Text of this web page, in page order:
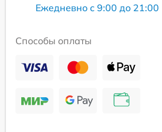
Ежедневно с 9:00 до 21:00
Способы оплаты